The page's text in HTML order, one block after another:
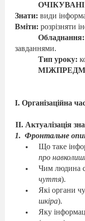
Знати: види
Вміти: розрізняти
завданнями.
Тип уроку:
І. Організаційна
ІІ. Актуалізація
1. Фронтальне
Що таке
про
Чим людина
чуття).
Які органи
шкіра).
Яку